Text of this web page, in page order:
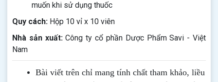
muốn khi sử dụng thuốc
Quy cách: Hộp 10 vỉ x 10 viên
Nhà sản xuất:Công ty cổ phần Dược Phẩm Savi - Việt
Nam
Bài viết trên chỉ mang tính chất tham khảo, liều